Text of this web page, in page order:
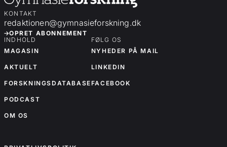
KONTAKT
redaktionen@gymnasieforskning.dk
OPRET ABONNEMENT
INDHOLD
MAGASIN
AKTUELT
FORSKNINGSDATABASE
PODCAST
OM OS
FØLG OS
NYHEDER PÅ MAIL
LINKEDIN
FACEBOOK